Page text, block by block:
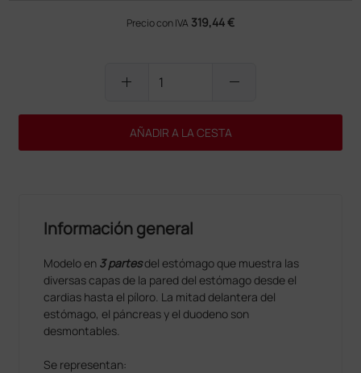
Precio con IVA 319,44 €
add remove
AÑADIR A LA CESTA
Información general
Modelo en 3 partesdel estómago que muestra las
diversas capas de la pared del estómago desde el
cardias hasta el píloro. La mitad delantera del
estómago, el páncreas y el duodeno son
desmontables.
Se representan: